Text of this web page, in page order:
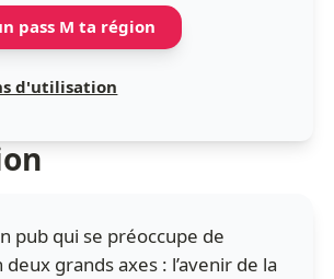
pass M ta région
d'utilisation
pub qui se préoccupe de
deux grands axes : l’avenir de la